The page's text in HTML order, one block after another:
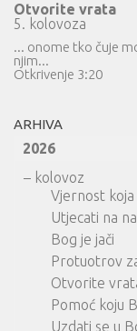
Otvorite vrata
5. kolovoza
... onome tko čuje
njim...
Otkrivenje 3:20
ARHIVA
2026
– kolovoz
Vjernost koja
Utjecati na
Bog je jači
Protuotrov
Otvorite
Pomoć koju
Uzdati se u